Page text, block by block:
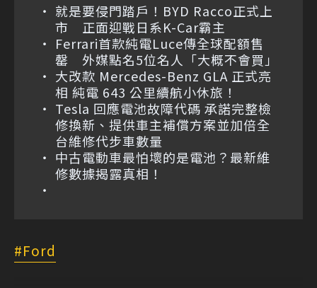
就是要侵門踏戶！BYD Racco正式上
市 正面迎戰日系K-Car霸主
Ferrari首款純電Luce傳全球配額售
罄 外媒點名5位名人「大概不會買」
大改款 Mercedes-Benz GLA 正式亮
相 純電 643 公里續航小休旅！
Tesla 回應電池故障代碼 承諾完整檢
修換新、提供車主補償方案並加倍全
台維修代步車數量
中古電動車最怕壞的是電池？最新維
修數據揭露真相！
Ford